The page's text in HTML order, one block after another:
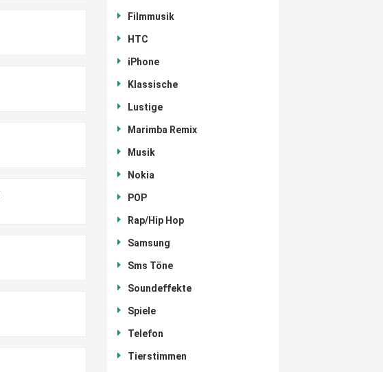
Filmmusik
HTC
iPhone
Klassische
Lustige
Marimba Remix
Musik
Nokia
POP
Rap/Hip Hop
Samsung
Sms Töne
Soundeffekte
Spiele
Telefon
Tierstimmen